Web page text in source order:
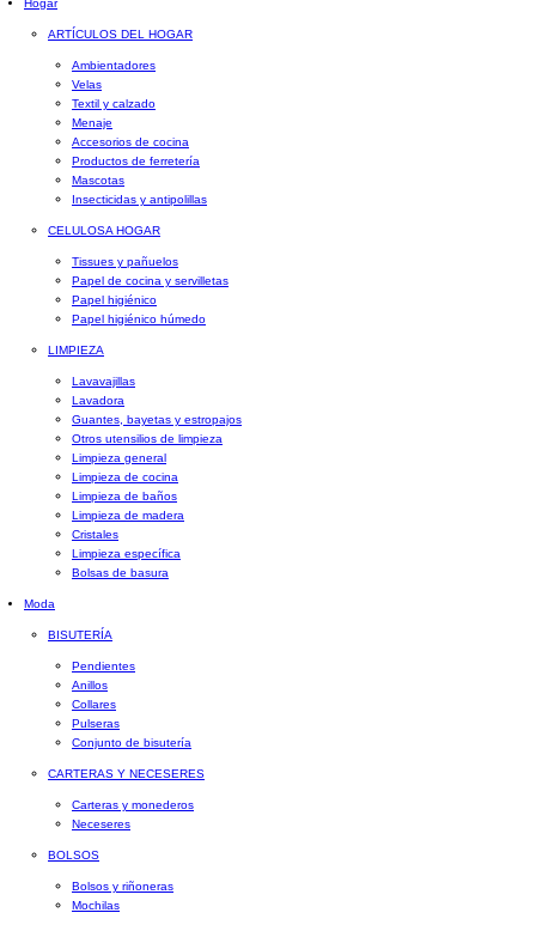
Hogar
ARTÍCULOS DEL HOGAR
Ambientadores
Velas
Textil y calzado
Menaje
Accesorios de cocina
Productos de ferretería
Mascotas
Insecticidas y antipolillas
CELULOSA HOGAR
Tissues y pañuelos
Papel de cocina y servilletas
Papel higiénico
Papel higiénico húmedo
LIMPIEZA
Lavavajillas
Lavadora
Guantes, bayetas y estropajos
Otros utensilios de limpieza
Limpieza general
Limpieza de cocina
Limpieza de baños
Limpieza de madera
Cristales
Limpieza específica
Bolsas de basura
Moda
BISUTERÍA
Pendientes
Anillos
Collares
Pulseras
Conjunto de bisutería
CARTERAS Y NECESERES
Carteras y monederos
Neceseres
BOLSOS
Bolsos y riñoneras
Mochilas